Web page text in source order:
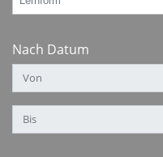
Nach Datum